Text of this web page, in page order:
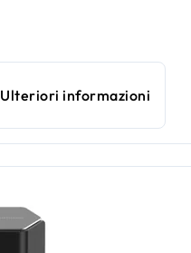
Ulteriori informazioni